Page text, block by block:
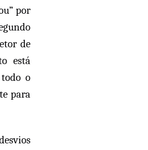
por
de
está
o
para